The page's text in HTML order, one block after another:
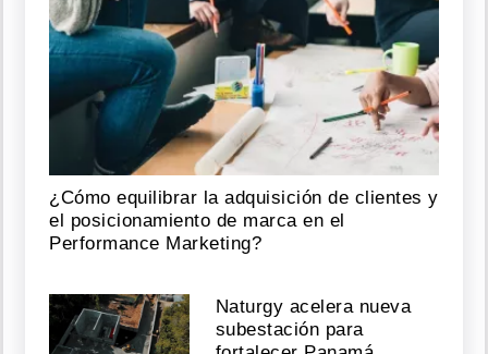
¿Cómo equilibrar la adquisición de clientes y
el posicionamiento de marca en el
Performance Marketing?
Naturgy acelera nueva
subestación para